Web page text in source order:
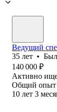
Ведущий
35 лет • Был
140 000 ₽
Активно
Общий опыт
10 лет 3